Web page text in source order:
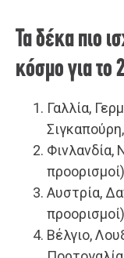
Τα δέκα πιο
κόσμο για το
Γαλλία,
Φινλανδία,
προορισμοί)
Αυστρία,
προορισμοί)
Βέλγιο,